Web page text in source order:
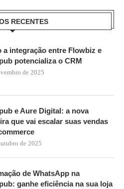
RECENTES
a integração entre Flowbiz e
potencializa o CRM
de 2025
e Aure Digital: a nova
que vai escalar suas vendas
de 2025
de WhatsApp na
ganhe eficiência na sua loja